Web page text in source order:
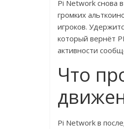
Pi Network снова
громких
игроков.
который вернёт
активности
Что
Pi Network в